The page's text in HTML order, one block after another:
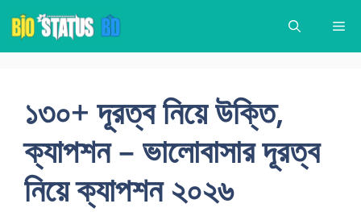
Skip
content
১৩০+ দূরত্ব নিয়ে উক্তি,
ক্যাপশন – ভালোবাসার দূরত্ব
নিয়ে ক্যাপশন ২০২৬